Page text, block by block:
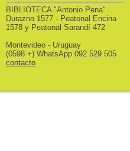
BIBLIOTECA "Antonio Pena"
Durazno 1577 - Peatonal Encina
1578 y Peatonal Sarandí 472
Montevideo - Uruguay
(0598 +) WhatsApp 092 529 505
contacto